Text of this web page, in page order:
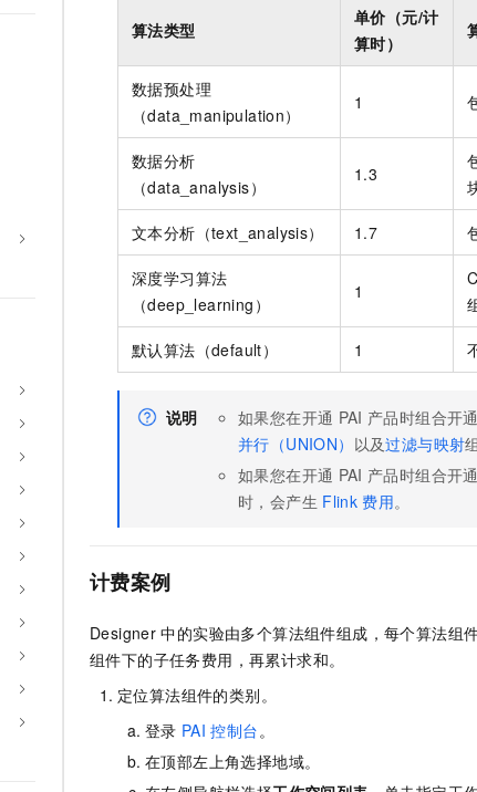
算法类型
单价（元/计
算时）
数据预处理
（data_manipulation）
1
数据分析
（data_analysis）
1.3
文本分析（text_analysis） 1.7
深度学习算法
（deep_learning）
1
默认算法（default） 1
说明 如果您在开通 PAI 产品时组合开
并行（UNION） 以及过滤与映射
如果您在开通 PAI 产品时组合开
时，会产生 Flink 费用。
计费案例
Designer 中的实验由多个算法组件组成，每个算法组
组件下的子任务费用，再累计求和。
定位算法组件的类别。
登录 PAI 控制台。
在顶部左上角选择地域。